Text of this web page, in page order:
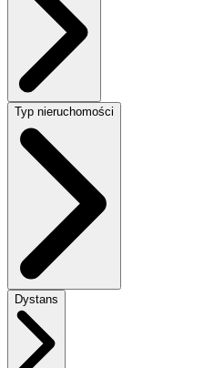
Typ nieruchomości
Dystans